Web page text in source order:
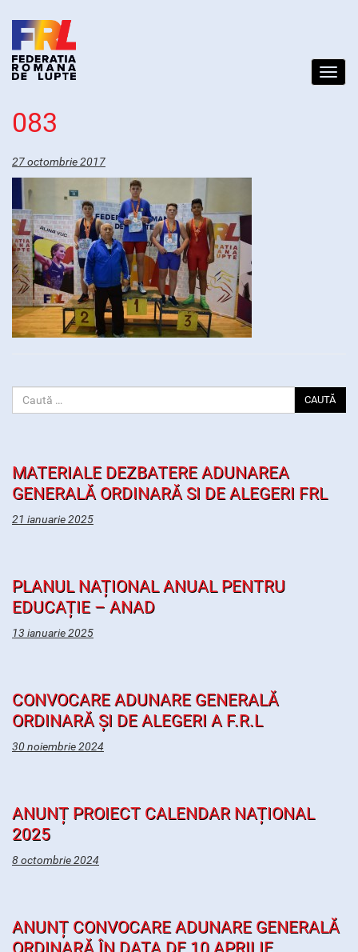
083
27 octombrie 2017
CAUTĂ
MATERIALE DEZBATERE ADUNAREA
GENERALĂ ORDINARĂ SI DE ALEGERI FRL
21 ianuarie 2025
PLANUL NAȚIONAL ANUAL PENTRU
EDUCAȚIE – ANAD
13 ianuarie 2025
CONVOCARE ADUNARE GENERALĂ
ORDINARĂ ȘI DE ALEGERI A F.R.L
30 noiembrie 2024
ANUNȚ PROIECT CALENDAR NAȚIONAL
2025
8 octombrie 2024
ANUNȚ CONVOCARE ADUNARE GENERALĂ
ORDINARĂ ÎN DATA DE 10 APRILIE